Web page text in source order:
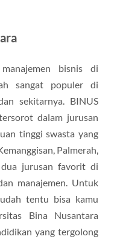
bisnis di
sangat populer di
sekitarnya. BINUS
dalam jurusan
tinggi swasta yang
Palmerah,
dua jurusan favorit di
manajemen. Untuk
tentu bisa kamu
Bina Nusantara
yang tergolong